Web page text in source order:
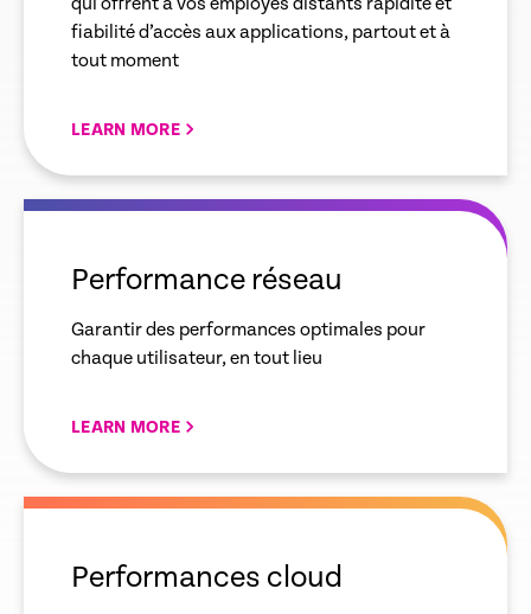
fiabilité d’accès aux applications, partout et à
tout moment
LEARN MORE
empty
Performance réseau
Garantir des performances optimales pour
chaque utilisateur, en tout lieu
LEARN MORE
empty
Performances cloud